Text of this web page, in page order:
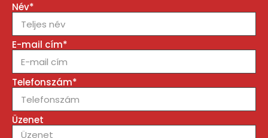
Név*
E-mail cím*
Telefonszám*
Üzenet